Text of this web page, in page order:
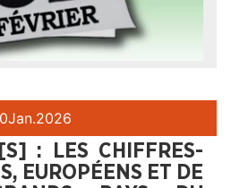
Jan.2026
: LES CHIFFRES-
EUROPÉENS ET DE